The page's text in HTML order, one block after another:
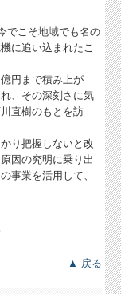
でこそ地域でも名の
に追い込まれたこ
円まで積み上が
、その深刻さに気
直樹のもとを訪
り把握しないと改
因の究明に乗り出
事業を活用して、
▲ 戻る